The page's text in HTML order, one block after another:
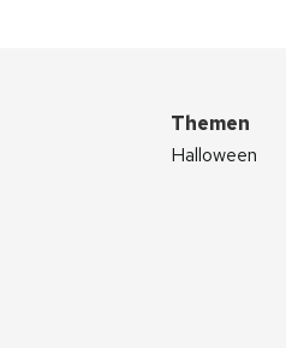
Themen
Halloween